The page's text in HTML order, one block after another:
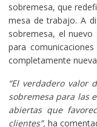
sobremesa, que
mesa de trabajo. A
sobremesa, el
para
completamente
“El verdadero valor
sobremesa para las
abiertas que
clientes”, ha